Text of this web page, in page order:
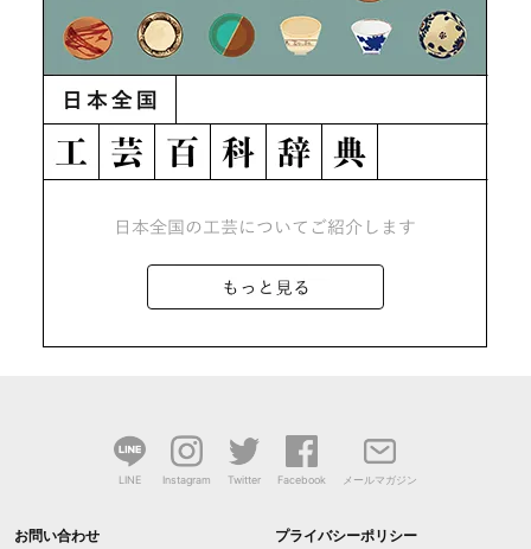
LINE Instagram Twitter Facebook メールマガジン
お問い合わせ プライバシーポリシー